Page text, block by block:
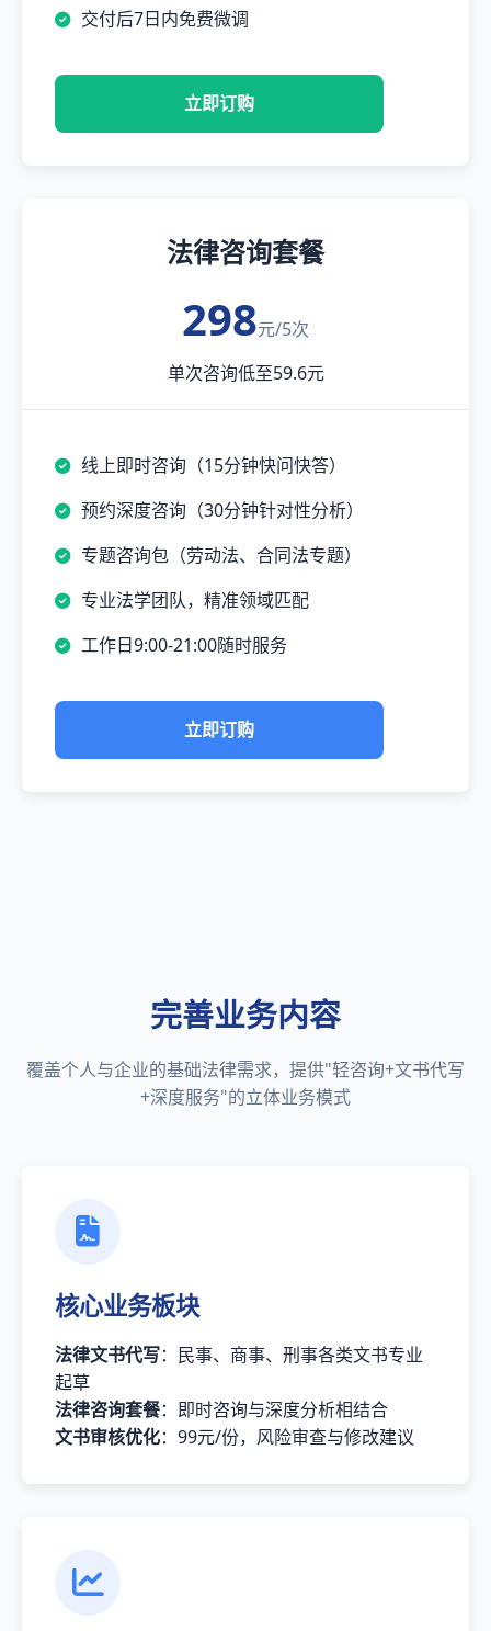
交付后7日内免费微调
立即订购
法律咨询套餐
298元/5次
单次咨询低至59.6元
线上即时咨询（15分钟快问快答）
预约深度咨询（30分钟针对性分析）
专题咨询包（劳动法、合同法专题）
专业法学团队，精准领域匹配
工作日9:00-21:00随时服务
立即订购
完善业务内容
覆盖个人与企业的基础法律需求，提供"轻咨询+文书代写
+深度服务"的立体业务模式
核心业务板块
法律文书代写：民事、商事、刑事各类文书专业
起草
法律咨询套餐：即时咨询与深度分析相结合
文书审核优化：99元/份，风险审查与修改建议